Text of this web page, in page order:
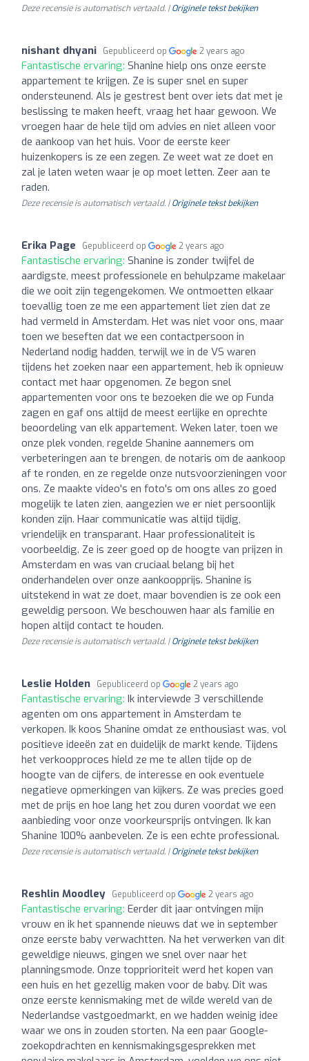
Deze recensie is automatisch vertaald. |Originele tekst bekijken
nishant dhyani Gepubliceerd op 2 years ago
Fantastische ervaring: Shanine hielp ons onze eerste
appartement te krijgen. Ze is super snel en super
ondersteunend. Als je gestrest bent over iets dat met je
beslissing te maken heeft, vraag het haar gewoon. We
vroegen haar de hele tijd om advies en niet alleen voor
de aankoop van het huis. Voor de eerste keer
huizenkopers is ze een zegen. Ze weet wat ze doet en
zal je laten weten waar je op moet letten. Zeer aan te
raden.
Deze recensie is automatisch vertaald. |Originele tekst bekijken
Erika Page Gepubliceerd op 2 years ago
Fantastische ervaring: Shanine is zonder twijfel de
aardigste, meest professionele en behulpzame makelaar
die we ooit zijn tegengekomen. We ontmoetten elkaar
toevallig toen ze me een appartement liet zien dat ze
had vermeld in Amsterdam. Het was niet voor ons, maar
toen we beseften dat we een contactpersoon in
Nederland nodig hadden, terwijl we in de VS waren
tijdens het zoeken naar een appartement, heb ik opnieuw
contact met haar opgenomen. Ze begon snel
appartementen voor ons te bezoeken die we op Funda
zagen en gaf ons altijd de meest eerlijke en oprechte
beoordeling van elk appartement. Weken later, toen we
onze plek vonden, regelde Shanine aannemers om
verbeteringen aan te brengen, de notaris om de aankoop
af te ronden, en ze regelde onze nutsvoorzieningen voor
ons. Ze maakte video's en foto's om ons alles zo goed
mogelijk te laten zien, aangezien we er niet persoonlijk
konden zijn. Haar communicatie was altijd tijdig,
vriendelijk en transparant. Haar professionaliteit is
voorbeeldig. Ze is zeer goed op de hoogte van prijzen in
Amsterdam en was van cruciaal belang bij het
onderhandelen over onze aankoopprijs. Shanine is
uitstekend in wat ze doet, maar bovendien is ze ook een
geweldig persoon. We beschouwen haar als familie en
hopen altijd contact te houden.
Deze recensie is automatisch vertaald. |Originele tekst bekijken
Leslie Holden Gepubliceerd op 2 years ago
Fantastische ervaring: Ik interviewde 3 verschillende
agenten om ons appartement in Amsterdam te
verkopen. Ik koos Shanine omdat ze enthousiast was, vol
positieve ideeën zat en duidelijk de markt kende. Tijdens
het verkoopproces hield ze me te allen tijde op de
hoogte van de cijfers, de interesse en ook eventuele
negatieve opmerkingen van kijkers. Ze was precies goed
met de prijs en hoe lang het zou duren voordat we een
aanbieding voor onze voorkeursprijs ontvingen. Ik kan
Shanine 100% aanbevelen. Ze is een echte professional.
Deze recensie is automatisch vertaald. |Originele tekst bekijken
Reshlin Moodley Gepubliceerd op 2 years ago
Fantastische ervaring: Eerder dit jaar ontvingen mijn
vrouw en ik het spannende nieuws dat we in september
onze eerste baby verwachtten. Na het verwerken van dit
geweldige nieuws, gingen we snel over naar het
planningsmode. Onze topprioriteit werd het kopen van
een huis en het gezellig maken voor de baby. Dit was
onze eerste kennismaking met de wilde wereld van de
Nederlandse vastgoedmarkt, en we hadden weinig idee
waar we ons in zouden storten. Na een paar Google-
zoekopdrachten en kennismakingsgesprekken met